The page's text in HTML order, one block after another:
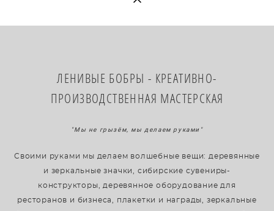
​ЛЕНИВЫЕ БОБРЫ - КРЕАТИВНО-
ПРОИЗВОДСТВЕННАЯ МАСТЕРСКАЯ
"Мы не грызём, мы делаем руками"
Своими руками мы делаем волшебные вещи: деревянные
и зеркальные значки, сибирские сувениры-
конструкторы, деревянное оборудование для
ресторанов и бизнеса, плакетки и награды, зеркальные